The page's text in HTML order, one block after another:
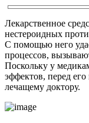
Лекарственное
нестероидных
С помощью него
процессов,
Поскольку у
эффектов, перед
лечащему доктору.